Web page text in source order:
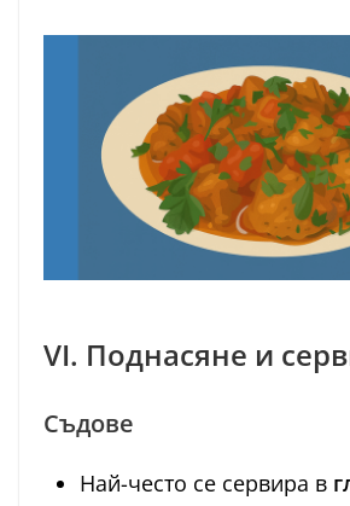
VI. Поднасяне и
Съдове
Най-често се сервира в